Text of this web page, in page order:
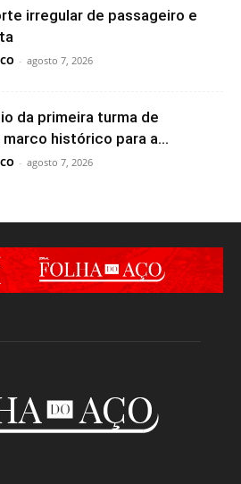
irregular de passageiro e
- agosto 7, 2026
da primeira turma de
histórico para a...
- agosto 7, 2026